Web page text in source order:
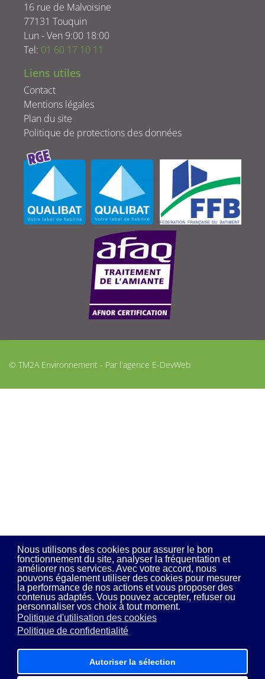
Nous utilisons des cookies pour assurer le bon
fonctionnement du site, analyser la fréquentation et
améliorer nos services. Avec votre accord, nous
pouvons également utiliser des cookies pour mesurer
la performance de nos actions et vous proposer des
contenus adaptés. Vous pouvez accepter, refuser ou
personnaliser vos choix à tout moment.
Politique d'utilisation des cookies
Politique de confidentialité
Autoriser la sélection
16 rue de Malvoisine
77131 Touquin
Lun - Ven 9:00 18:00
Tel: 01 60 17 10 11
Liens utiles
Contact
Mentions légales
Plan du site
Politique de protections des données
© TM2A Environnement - Par l'agence E-DevWeb